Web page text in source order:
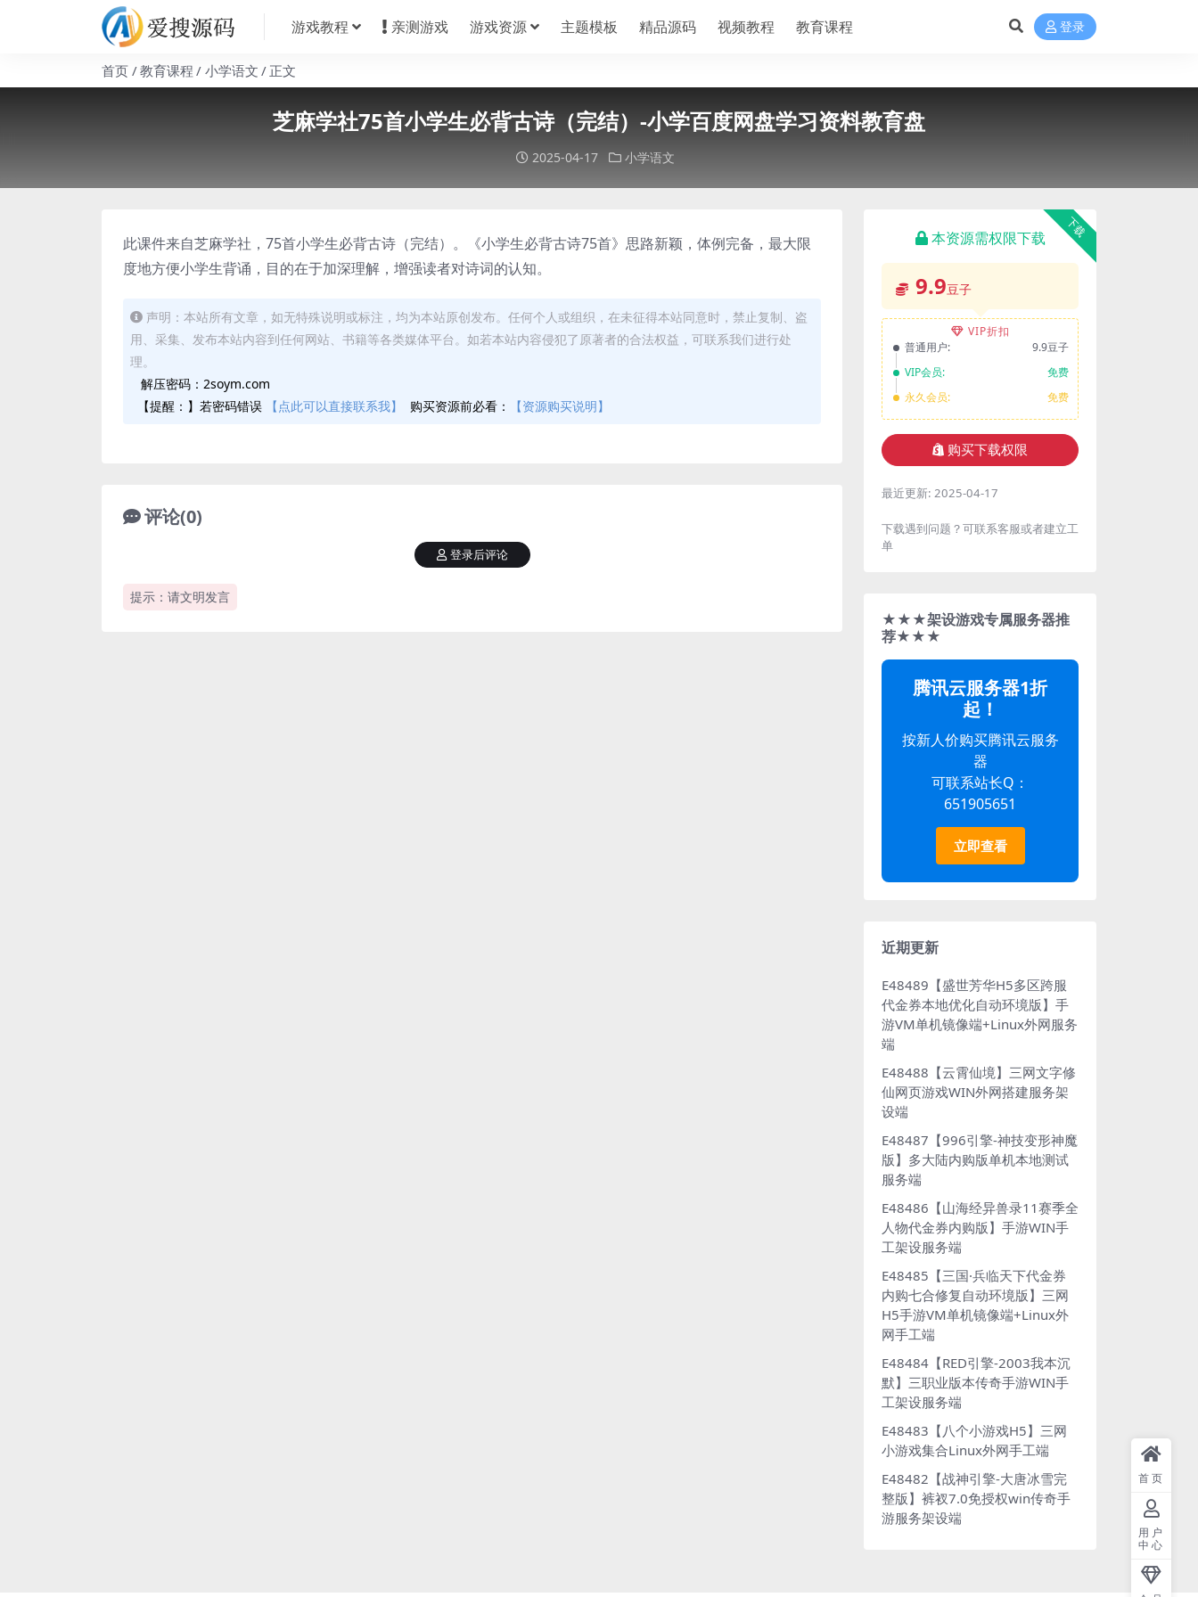
游戏教程 亲测游戏 游戏资源 主题模板 精品源码 视频教程 教育课程 登录
首页 教育课程 小学语文 正文
芝麻学社75首小学生必背古诗（完结）-小学百度网盘学习资料教育盘
2025-04-17 小学语文
此课件来自芝麻学社，75首小学生必背古诗（完结）。《小学生必背古诗75首》思路新颖，体例完备，最大限
度地方便小学生背诵，目的在于加深理解，增强读者对诗词的认知。
声明：本站所有文章，如无特殊说明或标注，均为本站原创发布。任何个人或组织，在未征得本站同意时，禁止复制、盗
用、采集、发布本站内容到任何网站、书籍等各类媒体平台。如若本站内容侵犯了原著者的合法权益，可联系我们进行处
理。
解压密码：2soym.com
【提醒：】若密码错误
【点此可以直接联系我】 购买资源前必看： 【资源购买说明】
评论(0)
提示：请文明发言
登录后评论
下载
本资源需权限下载
9.9豆子
VIP折扣
普通用户:
9.9豆子
VIP会员:
免费
永久会员:
免费
购买下载权限
最近更新: 2025-04-17
下载遇到问题？可联系客服或者建立工
单
★★★架设游戏专属服务器推
荐★★★
腾讯云服务器1折
起！
按新人价购买腾讯云服务
器
可联系站长Q：
651905651
立即查看
近期更新
E48489【盛世芳华H5多区跨服
代金券本地优化自动环境版】手
游VM单机镜像端+Linux外网服务
端
E48488【云霄仙境】三网文字修
仙网页游戏WIN外网搭建服务架
设端
E48487【996引擎-神技变形神魔
版】多大陆内购版单机本地测试
服务端
E48486【山海经异兽录11赛季全
人物代金券内购版】手游WIN手
工架设服务端
E48485【三国·兵临天下代金券
内购七合修复自动环境版】三网
H5手游VM单机镜像端+Linux外
网手工端
E48484【RED引擎-2003我本沉
默】三职业版本传奇手游WIN手
工架设服务端
E48483【八个小游戏H5】三网
小游戏集合Linux外网手工端
E48482【战神引擎-大唐冰雪完
整版】裤衩7.0免授权win传奇手
游服务架设端
首页
用户
中心